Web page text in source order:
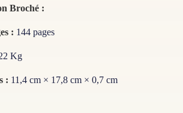
Broché :
: 144 pages
Kg
: 11,4 cm × 17,8 cm × 0,7 cm